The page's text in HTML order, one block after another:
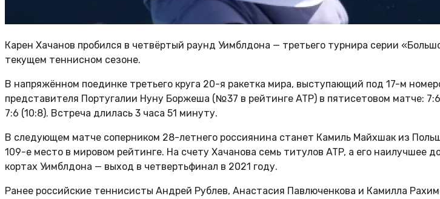
Карен Хачанов пробился в четвёртый раунд Уимблдона — третьего турнира серии
текущем теннисном сезоне.
В напряжённом поединке третьего круга 20-я ракетка мира, выступающий под 17-м
представителя Португалии Нуну Боржеша (№37 в рейтинге ATP) в пятисетовом матче:
7:6 (10:8). Встреча длилась 3 часа 51 минуту.
В следующем матче соперником 28-летнего россиянина станет Камиль Майхшак из
109-е место в мировом рейтинге. На счету Хачанова семь титулов ATP, а его наилучшее
кортах Уимблдона — выход в четвертьфинал в 2021 году.
Ранее российские теннисисты Андрей Рублев, Анастасия Павлюченкова и Камилла